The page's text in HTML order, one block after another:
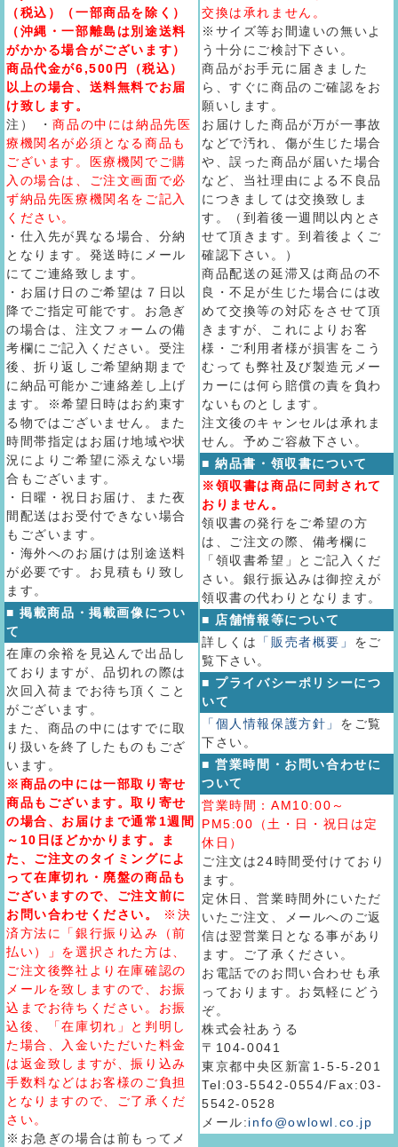
（税込）（一部商品を除く）
（沖縄・一部離島は別途送料
がかかる場合がございます）
商品代金が6,500円（税込）
以上の場合、送料無料でお届
け致します。
注） ・商品の中には納品先医
療機関名が必須となる商品も
ございます。医療機関でご購
入の場合は、ご注文画面で必
ず納品先医療機関名をご記入
ください。
・仕入先が異なる場合、分納
となります。発送時にメール
にてご連絡致します。
・お届け日のご希望は７日以
降でご指定可能です。お急ぎ
の場合は、注文フォームの備
考欄にご記入ください。受注
後、折り返しご希望納期まで
に納品可能かご連絡差し上げ
ます。※希望日時はお約束す
る物ではございません。また
時間帯指定はお届け地域や状
況によりご希望に添えない場
合もございます。
・日曜・祝日お届け、また夜
間配送はお受付できない場合
もございます。
・海外へのお届けは別途送料
が必要です。お見積もり致し
ます。
■ 掲載商品・掲載画像につい
て
在庫の余裕を見込んで出品し
ておりますが、品切れの際は
次回入荷までお待ち頂くこと
がございます。
また、商品の中にはすでに取
り扱いを終了したものもござ
います。
※商品の中には一部取り寄せ
商品もございます。取り寄せ
の場合、お届けまで通常1週間
～10日ほどかかります。ま
た、ご注文のタイミングによ
って在庫切れ・廃盤の商品も
ございますので、ご注文前に
お問い合わせください。
※決
済方法に「銀行振り込み（前
払い）」を選択された方は、
ご注文後弊社より在庫確認の
メールを致しますので、お振
込までお待ちください。お振
込後、「在庫切れ」と判明し
た場合、入金いただいた料金
は返金致しますが、振り込み
手数料などはお客様のご負担
となりますので、ご了承くだ
さい。
※お急ぎの場合は前もってメ
交換は承れません。
※サイズ等お間違いの無いよ
う十分にご検討下さい。
商品がお手元に届きました
ら、すぐに商品のご確認をお
願いします。
お届けした商品が万が一事故
などで汚れ、傷が生じた場合
や、誤った商品が届いた場合
など、当社理由による不良品
につきましては交換致しま
す。（到着後一週間以内とさ
せて頂きます。到着後よくご
確認下さい。）
商品配送の延滞又は商品の不
良・不足が生じた場合には改
めて交換等の対応をさせて頂
きますが、これによりお客
様・ご利用者様が損害をこう
むっても弊社及び製造元メー
カーには何ら賠償の責を負わ
ないものとします。
注文後のキャンセルは承れま
せん。予めご容赦下さい。
■ 納品書・領収書について
※領収書は商品に同封されて
おりません。
領収書の発行をご希望の方
は、ご注文の際、備考欄に
「領収書希望」とご記入くだ
さい。銀行振込みは御控えが
領収書の代わりとなります。
■ 店舗情報等について
詳しくは
「販売者概要」 をご
覧下さい。
■ プライバシーポリシーにつ
いて
「個人情報保護方針」 をご覧
下さい。
■ 営業時間・お問い合わせに
ついて
営業時間：AM10:00～
PM5:00（土・日・祝日は定
休日）
ご注文は24時間受付けており
ます。
定休日、営業時間外にいただ
いたご注文、メールへのご返
信は翌営業日となる事があり
ます。ご了承ください。
お電話でのお問い合わせも承
っております。お気軽にどう
ぞ。
株式会社あうる
〒104-0041
東京都中央区新富1-5-5-201
Tel:03-5542-0554/Fax:03-
5542-0528
メール:info@owlowl.co.jp